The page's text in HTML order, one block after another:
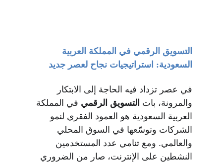
التسويق الرقمي في المملكة العربية
السعودية: استراتيجيات نجاح لعصر جديد
في عصر تزداد فيه الحاجة إلى الابتكار
والمرونة، بات التسويق الرقمي في المملكة
العربية السعودية هو العمود الفقري لنمو
الشركات وتوسّعها في السوق المحلي
والعالمي. ومع تنامي عدد المستخدمين
النشطين على الإنترنت، صار من الضروري